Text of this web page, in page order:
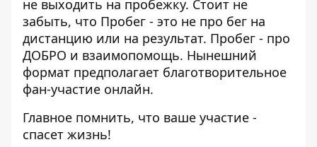
не выходить на пробежку. Стоит не
забыть, что Пробег - это не про бег на
дистанцию ​​или на результат. Пробег - про
ДОБРО и взаимопомощь. Нынешний
формат предполагает благотворительное
фан-участие онлайн.
Главное помнить, что ваше участие -
спасет жизнь!